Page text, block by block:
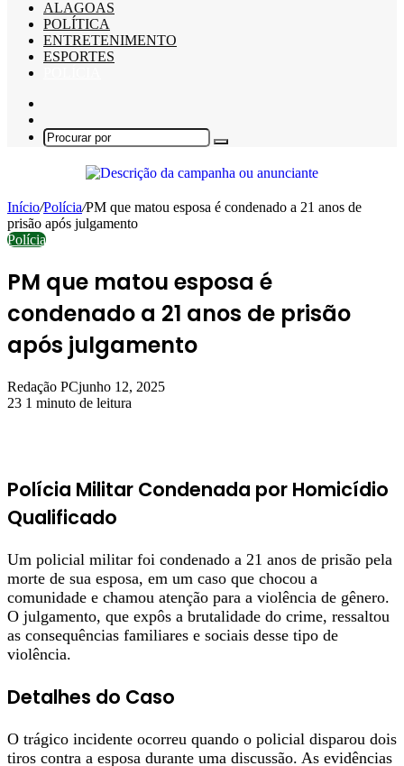
ALAGOAS
POLÍTICA
ENTRETENIMENTO
ESPORTES
skin
Procurar
Início/Polícia/PM que matou esposa é condenado a 21 anos de
prisão após julgamento
Polícia
PM que matou esposa é
condenado a 21 anos de prisão
após julgamento
Redação PCjunho 12, 2025
23 1 minuto de leitura
Polícia Militar Condenada por Homicídio
Qualificado
Um policial militar foi condenado a 21 anos de prisão pela
morte de sua esposa, em um caso que chocou a
comunidade e chamou atenção para a violência de gênero.
O julgamento, que expôs a brutalidade do crime, ressaltou
as consequências familiares e sociais desse tipo de
violência.
Detalhes do Caso
O trágico incidente ocorreu quando o policial disparou dois
tiros contra a esposa durante uma discussão. As evidências